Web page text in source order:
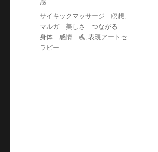
リ
感
タ
グ
サイキックマッサージ 瞑想
マルガ 美しさ つながる
身体 感情 魂 ,表現アートセ
ラピー